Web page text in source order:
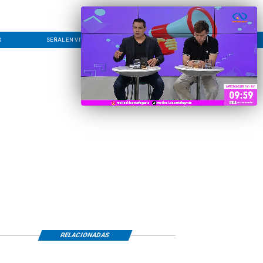
SEÑAL EN VIVO CONTACTO LÍNEA EDITORIAL
RELACIONADAS